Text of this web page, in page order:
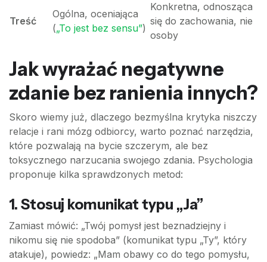
Treść
Ogólna, oceniająca
(„To jest bez sensu”)
Konkretna, odnosząca
się do zachowania, nie
osoby
Jak wyrażać negatywne
zdanie bez ranienia innych?
Skoro wiemy już, dlaczego bezmyślna krytyka niszczy
relacje i rani mózg odbiorcy, warto poznać narzędzia,
które pozwalają na bycie szczerym, ale bez
toksycznego narzucania swojego zdania. Psychologia
proponuje kilka sprawdzonych metod:
1. Stosuj komunikat typu „Ja”
Zamiast mówić: „Twój pomysł jest beznadziejny i
nikomu się nie spodoba” (komunikat typu „Ty”, który
atakuje), powiedz: „Mam obawy co do tego pomysłu,